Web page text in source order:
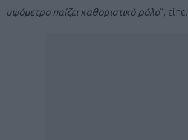
υψόμετρο παίζει καθοριστικό ρόλο“, είπε.